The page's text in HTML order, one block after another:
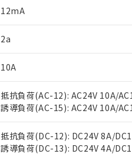
12mA
2a
10A
抵抗負荷(AC-12): AC24V 10A/
誘導負荷(AC-15): AC24V 10A/
抵抗負荷(DC-12): DC24V 8A/
誘導負荷(DC-13): DC24V 4A/
い。
正式な納期状況および
当社販売員にご相談くだ
オムロン制御機器販売
在庫状況および標準価
す。
但し、RoHS指令で産業用監視および
※2 対応予定月
部品在庫の切り替え状況など
「○」：最大均質材料含有率
「×」：最大均質材料含有率
*中国RoHS10物質の基準値 (GB/
Pb(鉛) :1000ppm、 Hg(水銀) :
Cr(Ⅵ)(六価クロム) : 1000ppm、
DBP(フタル酸ジブチル) : 1000ppm、
DEHP(フタル酸ビス(2-エチルヘキシル
※2 環境保護使用期限
「ｅ」：有害物質（10物質）
当社は、これら貴社製品
当社は貴社製品を、核
置等に一切使用いたしま
当社は、貴社製品を第
また当社は、販売先お
たしません。
号
○ 一定数以上の在庫あ
△ 一定数には満たな
－
在庫なし(最新の在
機器販売店・当社